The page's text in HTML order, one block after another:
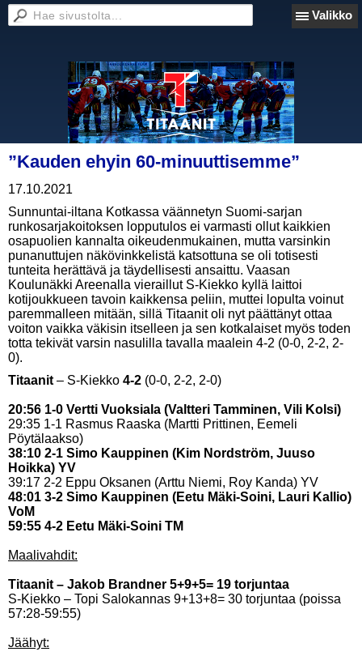
Valikko
”Kauden ehyin 60-minuuttisemme”
17.10.2021
Sunnuntai-iltana Kotkassa väännetyn Suomi-sarjan
runkosarjakoitoksen lopputulos ei varmasti ollut kaikkien
osapuolien kannalta oikeudenmukainen, mutta varsinkin
punanuttujen näkövinkkelistä katsottuna se oli totisesti
tunteita herättävä ja täydellisesti ansaittu. Vaasan
Koulunäkki Areenalla vieraillut S-Kiekko kyllä laittoi
kotijoukkueen tavoin kaikkensa peliin, muttei lopulta voinut
paremmalleen mitään, sillä Titaanit oli nyt päättänyt ottaa
voiton vaikka väkisin itselleen ja sen kotkalaiset myös toden
totta tekivät varsin nasulilla tavalla maalein 4-2 (0-0, 2-2, 2-
0).
Titaanit – S-Kiekko 4-2 (0-0, 2-2, 2-0)
20:56 1-0 Vertti Vuoksiala (Valtteri Tamminen, Vili Kolsi)
29:35 1-1 Rasmus Raaska (Martti Prittinen, Eemeli
Pöytälaakso)
38:10 2-1 Simo Kauppinen (Kim Nordström, Juuso
Hoikka) YV
39:17 2-2 Eppu Oksanen (Arttu Niemi, Roy Kanda) YV
48:01 3-2 Simo Kauppinen (Eetu Mäki-Soini, Lauri Kallio)
VoM
59:55 4-2 Eetu Mäki-Soini TM
Maalivahdit:
Titaanit – Jakob Brandner 5+9+5= 19 torjuntaa
S-Kiekko – Topi Salokannas 9+13+8= 30 torjuntaa (poissa
57:28-59:55)
Jäähyt: